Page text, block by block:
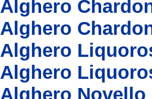
Alghero
Alghero
Alghero
Alghero
Alghero Novello